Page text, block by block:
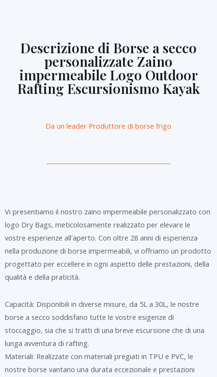
Descrizione di Borse a secco
personalizzate Zaino
impermeabile Logo Outdoor
Rafting Escursionismo Kayak
Da un leader Produttore di borse frigo
Vi presentiamo il nostro zaino impermeabile personalizzato con
logo Dry Bags, meticolosamente realizzato per elevare le
vostre esperienze all'aperto. Con oltre 28 anni di esperienza
nella produzione di borse impermeabili, vi offriamo un prodotto
progettato per eccellere in ogni aspetto delle prestazioni, della
qualità e della praticità.
Capacità: Disponibili in diverse misure, da 5L a 30L, le nostre
borse a secco soddisfano tutte le vostre esigenze di
stoccaggio, sia che si tratti di una breve escursione che di una
lunga avventura di rafting.
Materiali: Realizzate con materiali pregiati in TPU e PVC, le
nostre borse vantano una durata eccezionale e prestazioni